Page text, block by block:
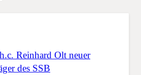
Reinhard Olt neuer
des SSB